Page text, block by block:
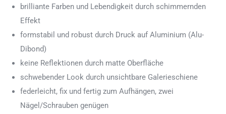
brilliante Farben und Lebendigkeit durch schimmernden
Effekt
formstabil und robust durch Druck auf Aluminium (Alu-
Dibond)
keine Reflektionen durch matte Oberfläche
schwebender Look durch unsichtbare Galerieschiene
federleicht, fix und fertig zum Aufhängen, zwei
Nägel/Schrauben genügen